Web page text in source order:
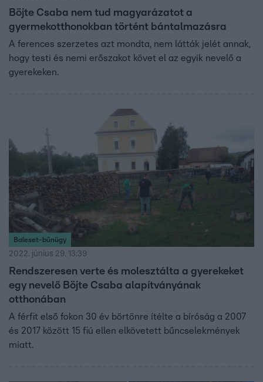
Böjte Csaba nem tud magyarázatot a
gyermekotthonokban történt bántalmazásra
A ferences szerzetes azt mondta, nem látták jelét annak,
hogy testi és nemi erőszakot követ el az egyik nevelő a
gyerekeken.
Baleset-bűnügy
2022. június 29. 13:39
Rendszeresen verte és molesztálta a gyerekeket
egy nevelő Böjte Csaba alapítványának
otthonában
A férfit első fokon 30 év börtönre ítélte a bíróság a 2007
és 2017 között 15 fiú ellen elkövetett bűncselekmények
miatt.